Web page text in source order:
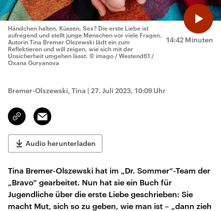
14:42 Minuten
Händchen halten, Küssen, Sex? Die erste Liebe ist
aufregend und stellt junge Menschen vor viele Fragen.
Autorin Tina Bremer Olszewski lädt ein zum
Reflektieren und will zeigen, wie sich mit der
Unsicherheit umgehen lässt. © imago / Westend61 /
Oxana Guryanova
Bremer-Olszewski, Tina | 27. Juli 2023, 10:09 Uhr
Link
kopieren/teilen
Email
Audio herunterladen
Tina Bremer-Olszewski hat im „Dr. Sommer“-Team der
„Bravo“ gearbeitet. Nun hat sie ein Buch für
Jugendliche über die erste Liebe geschrieben: Sie
macht Mut, sich so zu geben, wie man ist – „dann zieh